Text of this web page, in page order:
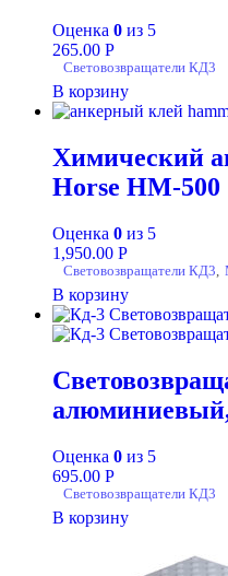
Оценка 0 из 5
265.00 Р
Световозвращатели КД3
В корзину
Химический
Horse HM-500
Оценка 0 из 5
1,950.00 Р
Световозвращатели КД3,
В корзину
Оценка 0 из 5
695.00 Р
Световозвращатели КД3
В корзину